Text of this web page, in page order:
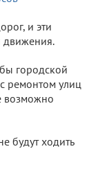
и эти
движения.
городской
ремонтом улиц
возможно
будут ходить